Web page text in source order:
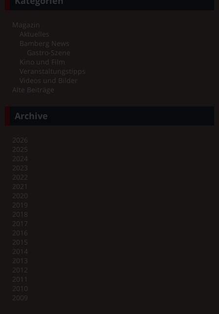
Magazin
Aktuelles
Bamberg News
Gastro-Szene
Kino und Film
Veranstaltungstipps
Videos und Bilder
Alte Beiträge
Archive
2026
2025
2024
2023
2022
2021
2020
2019
2018
2017
2016
2015
2014
2013
2012
2011
2010
2009